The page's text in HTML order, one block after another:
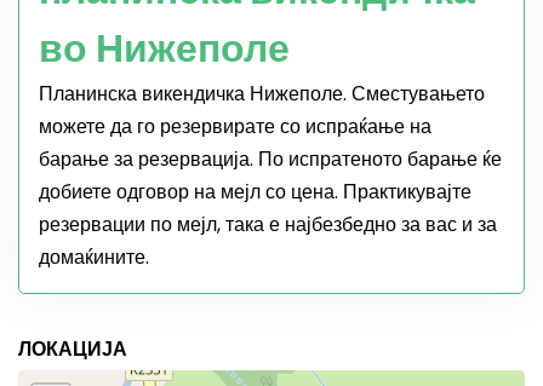
во Нижеполе
Планинска викендичка Нижеполе. Сместувањето
можете да го резервирате со испраќање на
барање за резервација. По испратеното барање ќе
добиете одговор на мејл со цена. Практикувајте
резервации по мејл, така е најбезбедно за вас и за
домаќините.
ЛОКАЦИЈА